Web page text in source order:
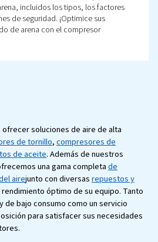
compresores
de aire para necesidades